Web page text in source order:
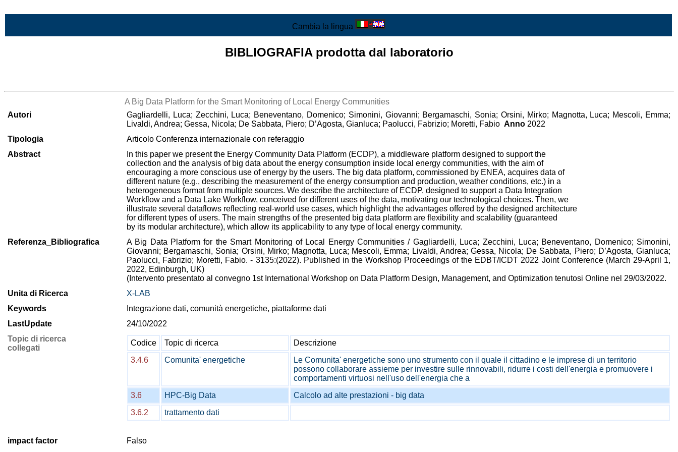
Cambia la lingua
BIBLIOGRAFIA prodotta dal laboratorio
A Big Data Platform for the Smart Monitoring of Local Energy Communities
Autori
Gagliardelli, Luca; Zecchini, Luca; Beneventano, Domenico; Simonini, Giovanni; Bergamaschi, Sonia; Orsini, Mirko; Magnotta, Luca; Mescoli, Emma;
Livaldi, Andrea; Gessa, Nicola; De Sabbata, Piero; D’Agosta, Gianluca; Paolucci, Fabrizio; Moretti, Fabio Anno 2022
Tipologia
Articolo Conferenza internazionale con referaggio
Abstract
In this paper we present the Energy Community Data Platform (ECDP), a middleware platform designed to support the
collection and the analysis of big data about the energy consumption inside local energy communities, with the aim of
encouraging a more conscious use of energy by the users. The big data platform, commissioned by ENEA, acquires data of
different nature (e.g., describing the measurement of the energy consumption and production, weather conditions, etc.) in a
heterogeneous format from multiple sources. We describe the architecture of ECDP, designed to support a Data Integration
Workflow and a Data Lake Workflow, conceived for different uses of the data, motivating our technological choices. Then, we
illustrate several dataflows reflecting real-world use cases, which highlight the advantages offered by the designed architecture
for different types of users. The main strengths of the presented big data platform are flexibility and scalability (guaranteed
by its modular architecture), which allow its applicability to any type of local energy community.
Referenza_Bibliografica
A Big Data Platform for the Smart Monitoring of Local Energy Communities / Gagliardelli, Luca; Zecchini, Luca; Beneventano, Domenico; Simonini,
Giovanni; Bergamaschi, Sonia; Orsini, Mirko; Magnotta, Luca; Mescoli, Emma; Livaldi, Andrea; Gessa, Nicola; De Sabbata, Piero; D’Agosta, Gianluca;
Paolucci, Fabrizio; Moretti, Fabio. - 3135:(2022). Published in the Workshop Proceedings of the EDBT/ICDT 2022 Joint Conference (March 29-April 1,
2022, Edinburgh, UK)
(Intervento presentato al convegno 1st International Workshop on Data Platform Design, Management, and Optimization tenutosi Online nel 29/03/2022.
Unita di Ricerca
X-LAB
Keywords
Integrazione dati, comunità energetiche, piattaforme dati
LastUpdate
24/10/2022
Topic di ricerca
collegati
Codice Topic di ricerca
Descrizione
3.4.6
Comunita' energetiche
Le Comunita' energetiche sono uno strumento con il quale il cittadino e le imprese di un territorio
possono collaborare assieme per investire sulle rinnovabili, ridurre i costi dell'energia e promuovere i
comportamenti virtuosi nell'uso dell'energia che a
3.6
HPC-Big Data
Calcolo ad alte prestazioni - big data
3.6.2
trattamento dati
impact factor Falso